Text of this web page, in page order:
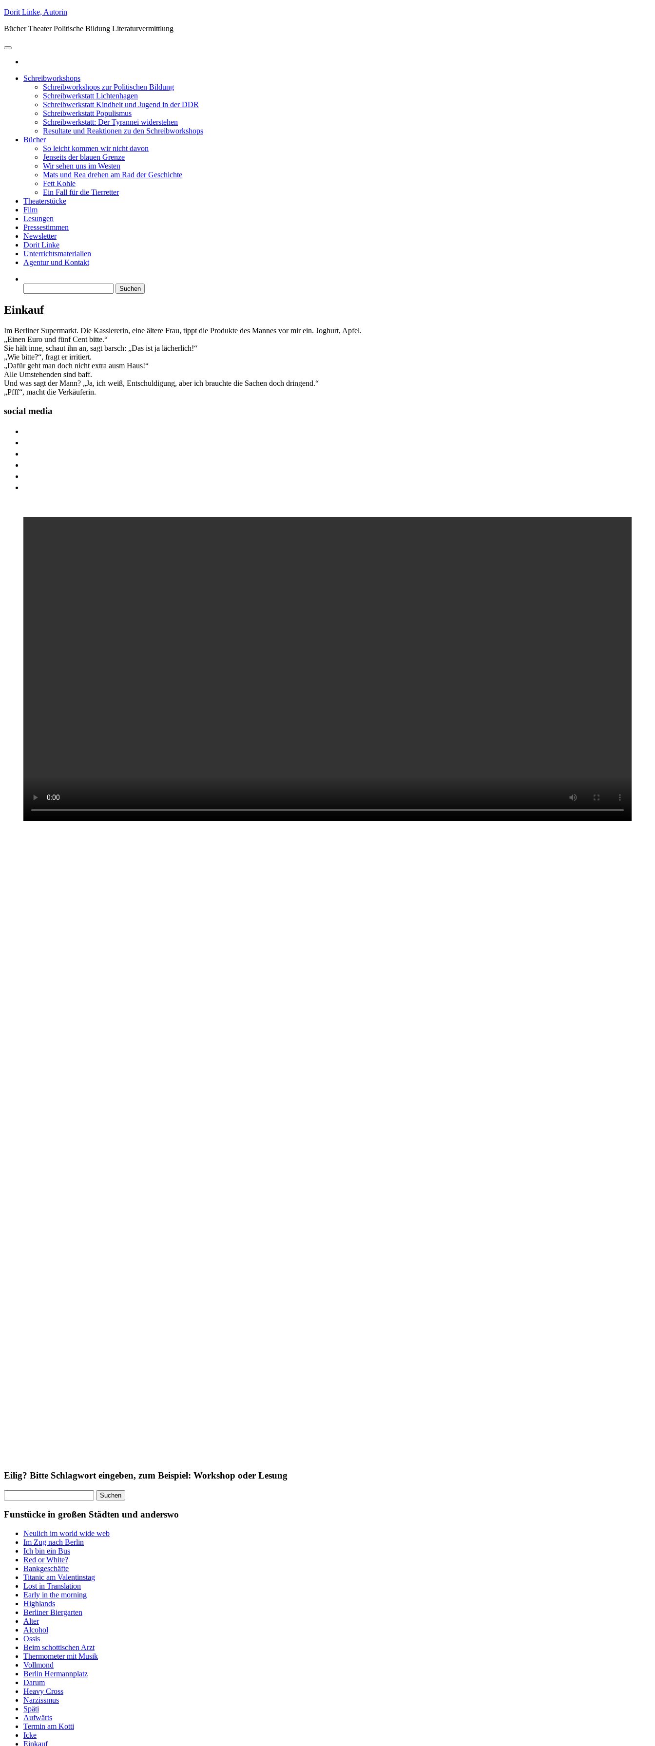
Zum
springen
Dorit Linke, Autorin
Bücher Theater Politische Bildung Literaturvermittlung
Schreibworkshops
Schreibworkshops zur Politischen Bildung
Schreibwerkstatt Lichtenhagen
Schreibwerkstatt Kindheit und Jugend in der DDR
Schreibwerkstatt Populismus
Schreibwerkstatt: Der Tyrannei widerstehen
Resultate und Reaktionen zu den Schreibworkshops
Bücher
So leicht kommen wir nicht davon
Jenseits der blauen Grenze
Wir sehen uns im Westen
Mats und Rea drehen am Rad der Geschichte
Fett Kohle
Ein Fall für die Tierretter
Theaterstücke
Film
Lesungen
Pressestimmen
Newsletter
Dorit Linke
Unterrichtsmaterialien
Agentur und Kontakt
nach:
Einkauf
Im Berliner Supermarkt. Die Kassiererin, eine ältere Frau, tippt die Produkte des Mannes vor mir ein. Joghurt, Apfel.
„Einen Euro und fünf Cent bitte.“
Sie hält inne, schaut ihn an, sagt barsch: „Das ist ja lächerlich!“
„Wie bitte?“, fragt er irritiert.
„Dafür geht man doch nicht extra ausm Haus!“
Alle Umstehenden sind baff.
Und was sagt der Mann? „Ja, ich weiß, Entschuldigung, aber ich brauchte die Sachen doch dringend.“
„Pfff“, macht die Verkäuferin.
social media
Eilig? Bitte Schlagwort eingeben, zum Beispiel: Workshop oder Lesung
nach:
Funstücke in großen Städten und anderswo
Neulich im world wide web
Im Zug nach Berlin
Ich bin ein Bus
Red or White?
Bankgeschäfte
Titanic am Valentinstag
Lost in Translation
Early in the morning
Highlands
Berliner Biergarten
Alter
Alcohol
Ossis
Beim schottischen Arzt
Thermometer mit Musik
Vollmond
Berlin Hermannplatz
Darum
Heavy Cross
Narzissmus
Späti
Aufwärts
Termin am Kotti
Icke
Einkauf